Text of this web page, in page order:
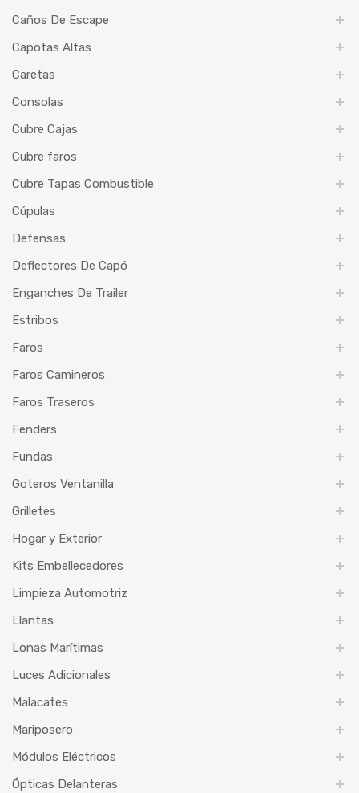
Caños De Escape
Capotas Altas
Caretas
Consolas
Cubre Cajas
Cubre faros
Cubre Tapas Combustible
Cúpulas
Defensas
Deflectores De Capó
Enganches De Trailer
Estribos
Faros
Faros Camineros
Faros Traseros
Fenders
Fundas
Goteros Ventanilla
Grilletes
Hogar y Exterior
Kits Embellecedores
Limpieza Automotriz
Llantas
Lonas Marítimas
Luces Adicionales
Malacates
Mariposero
Módulos Eléctricos
Ópticas Delanteras